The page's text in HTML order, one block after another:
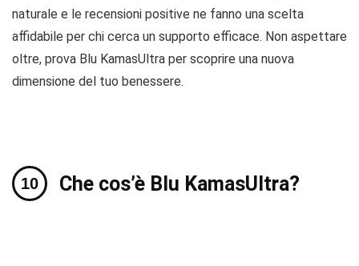
naturale e le recensioni positive ne fanno una scelta
affidabile per chi cerca un supporto efficace. Non aspettare
oltre, prova Blu KamasUltra per scoprire una nuova
dimensione del tuo benessere.
Che cos’è Blu KamasUltra?